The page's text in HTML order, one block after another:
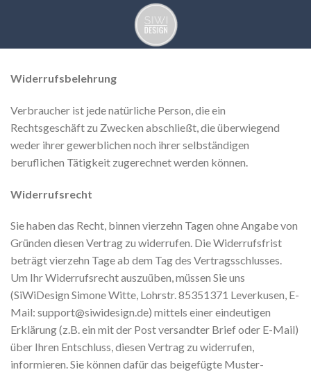
Widerrufsbelehrung
Verbraucher ist jede natürliche Person, die ein
Rechtsgeschäft zu Zwecken abschließt, die überwiegend
weder ihrer gewerblichen noch ihrer selbständigen
beruflichen Tätigkeit zugerechnet werden können.
Widerrufsrecht
Sie haben das Recht, binnen vierzehn Tagen ohne Angabe von
Gründen diesen Vertrag zu widerrufen. Die Widerrufsfrist
beträgt vierzehn Tage ab dem Tag des Vertragsschlusses.
Um Ihr Widerrufsrecht auszuüben, müssen Sie uns
(SiWiDesign Simone Witte, Lohrstr. 85351371 Leverkusen, E-
Mail: support@siwidesign.de) mittels einer eindeutigen
Erklärung (z.B. ein mit der Post versandter Brief oder E-Mail)
über Ihren Entschluss, diesen Vertrag zu widerrufen,
informieren. Sie können dafür das beigefügte Muster-